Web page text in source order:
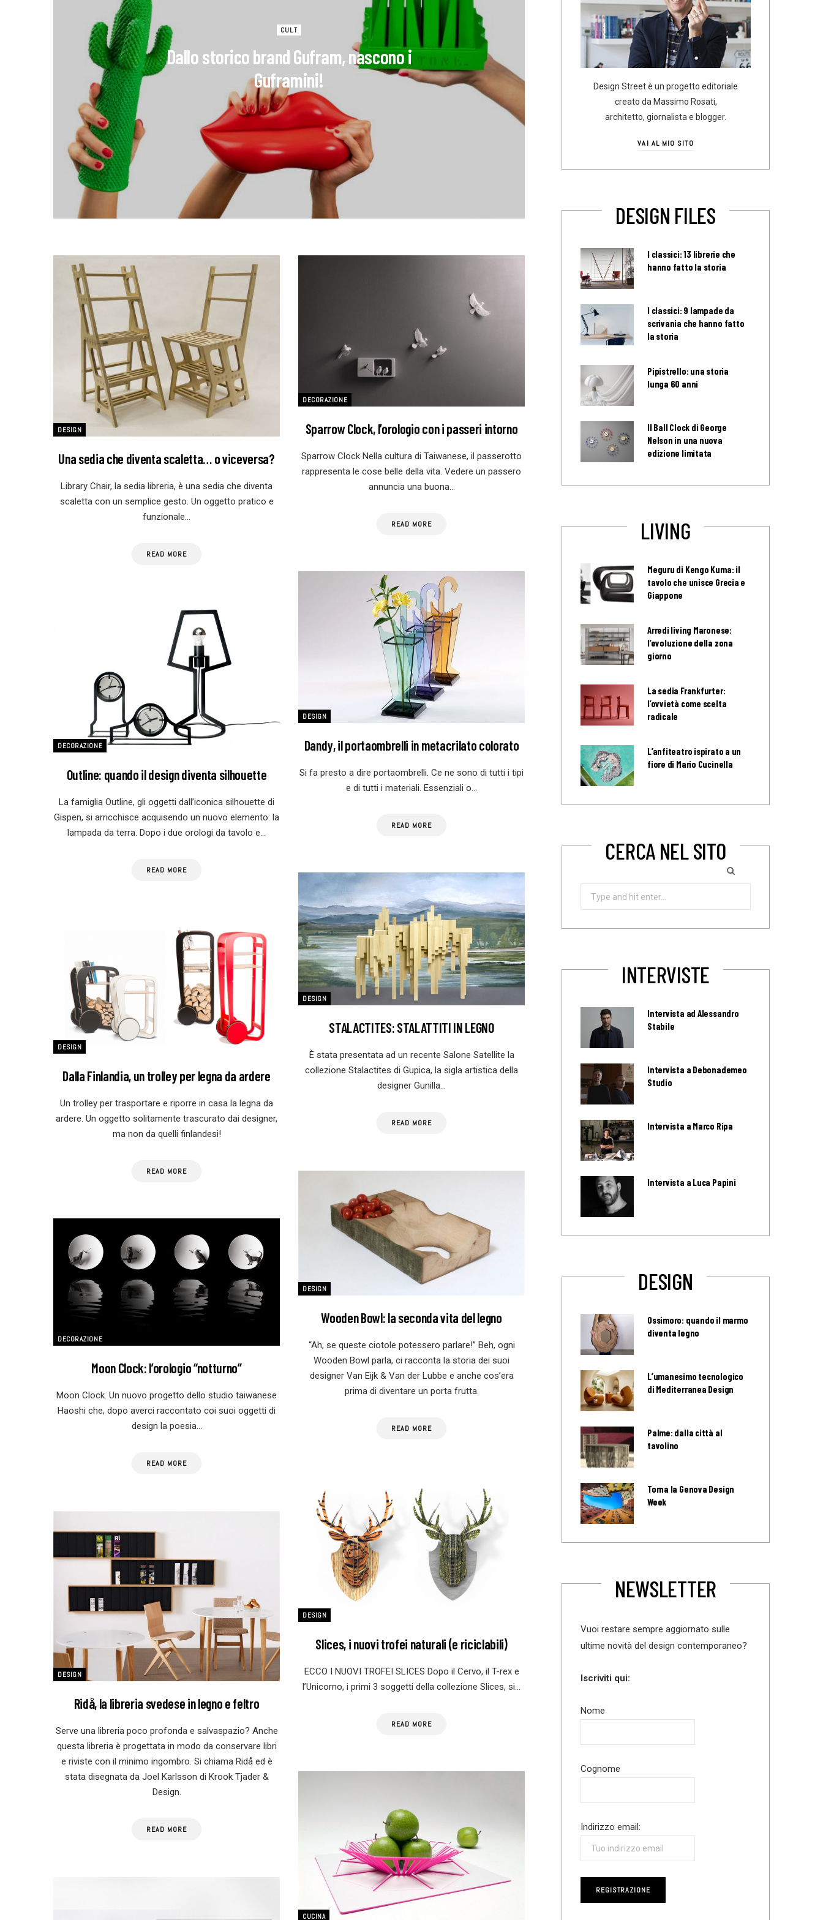
CULT
Dallo storico brand Gufram, nascono i
Guframini!
DESIGN
Una sedia che diventa scaletta… o viceversa?
Library Chair, la sedia libreria, è una sedia che diventa
scaletta con un semplice gesto. Un oggetto pratico e
funzionale…
READ MORE
DECORAZIONE
Sparrow Clock, l’orologio con i passeri intorno
Sparrow Clock Nella cultura di Taiwanese, il passerotto
rappresenta le cose belle della vita. Vedere un passero
annuncia una buona…
READ MORE
DESIGN
Dandy, il portaombrelli in metacrilato colorato
Si fa presto a dire portaombrelli. Ce ne sono di tutti i tipi
e di tutti i materiali. Essenziali o…
READ MORE
DECORAZIONE
Outline: quando il design diventa silhouette
La famiglia Outline, gli oggetti dall’iconica silhouette di
Gispen, si arricchisce acquisendo un nuovo elemento: la
lampada da terra. Dopo i due orologi da tavolo e…
READ MORE
DESIGN
STALACTITES: STALATTITI IN LEGNO
È stata presentata ad un recente Salone Satellite la
collezione Stalactites di Gupica, la sigla artistica della
designer Gunilla…
READ MORE
DESIGN
Dalla Finlandia, un trolley per legna da ardere
Un trolley per trasportare e riporre in casa la legna da
ardere. Un oggetto solitamente trascurato dai designer,
ma non da quelli finlandesi!
READ MORE
DESIGN
Wooden Bowl: la seconda vita del legno
“Ah, se queste ciotole potessero parlare!” Beh, ogni
Wooden Bowl parla, ci racconta la storia dei suoi
designer Van Eijk & Van der Lubbe e anche cos’era
prima di diventare un porta frutta.
READ MORE
DECORAZIONE
Moon Clock: l’orologio “notturno”
Moon Clock. Un nuovo progetto dello studio taiwanese
Haoshi che, dopo averci raccontato coi suoi oggetti di
design la poesia…
READ MORE
DESIGN
Slices, i nuovi trofei naturali (e riciclabili)
ECCO I NUOVI TROFEI SLICES Dopo il Cervo, il T-rex e
l’Unicorno, i primi 3 soggetti della collezione Slices, si…
READ MORE
DESIGN
Ridå, la libreria svedese in legno e feltro
Serve una libreria poco profonda e salvaspazio? Anche
questa libreria è progettata in modo da conservare libri
e riviste con il minimo ingombro. Si chiama Ridå ed è
stata disegnata da Joel Karlsson di Krook Tjader &
Design.
READ MORE
CUCINA
Design Street è un progetto editoriale
creato da Massimo Rosati,
architetto, giornalista e blogger.
VAI AL MIO SITO
DESIGN FILES
I classici: 13 librerie che
hanno fatto la storia
I classici: 9 lampade da
scrivania che hanno fatto
la storia
Pipistrello: una storia
lunga 60 anni
Il Ball Clock di George
Nelson in una nuova
edizione limitata
LIVING
Meguru di Kengo Kuma: il
tavolo che unisce Grecia e
Giappone
Arredi living Maronese:
l’evoluzione della zona
giorno
La sedia Frankfurter:
l’ovvietà come scelta
radicale
L’anfiteatro ispirato a un
fiore di Mario Cucinella
CERCA NEL SITO
INTERVISTE
Intervista ad Alessandro
Stabile
Intervista a Debonademeo
Studio
Intervista a Marco Ripa
Intervista a Luca Papini
DESIGN
Ossimoro: quando il marmo
diventa legno
L’umanesimo tecnologico
di Mediterranea Design
Palme: dalla città al
tavolino
Torna la Genova Design
Week
NEWSLETTER
Vuoi restare sempre aggiornato sulle
ultime novità del design contemporaneo?
Iscriviti qui:
Nome
Cognome
Indirizzo email: